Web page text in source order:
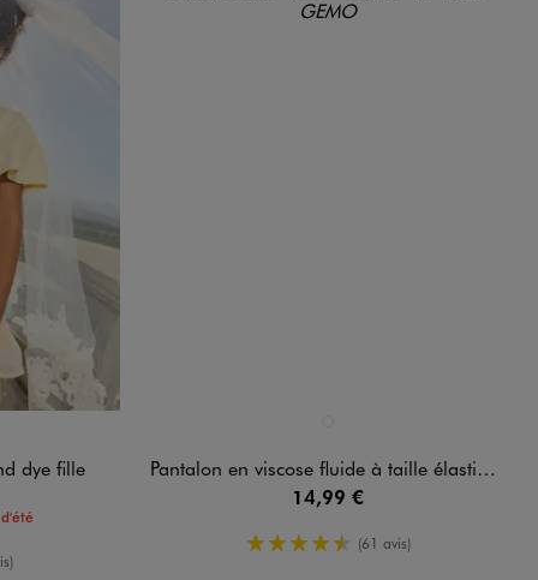
dye fille
Pantalon en viscose fluide à taille élastiquée fille
14,99 €
4.5/5 de moyenne
(61 avis)